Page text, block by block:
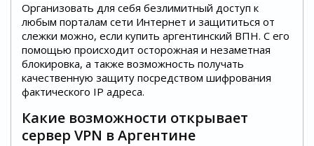
Организовать для себя безлимитный доступ к
любым порталам сети Интернет и защититься от
слежки можно, если купить аргентинский ВПН. С его
помощью происходит осторожная и незаметная
блокировка, а также возможность получать
качественную защиту посредством шифрования
фактического IP адреса.
Какие возможности открывает
сервер VPN в Аргентине